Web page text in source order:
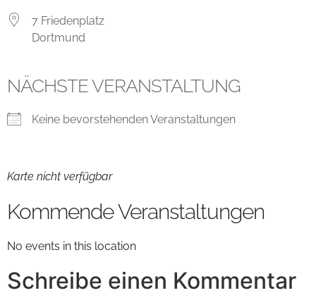
7 Friedenplatz
Dortmund
NÄCHSTE VERANSTALTUNG
Keine bevorstehenden Veranstaltungen
Karte nicht verfügbar
Kommende Veranstaltungen
No events in this location
Schreibe einen Kommentar